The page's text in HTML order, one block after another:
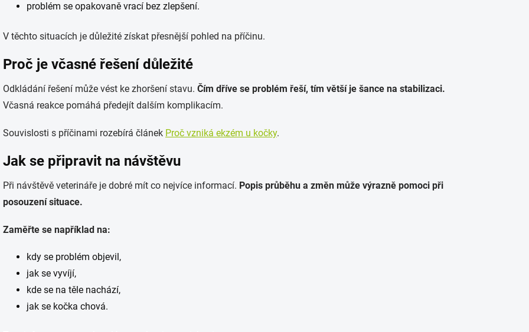
problém se opakovaně vrací bez zlepšení.
V těchto situacích je důležité získat přesnější pohled na příčinu.
Proč je včasné řešení důležité
Odkládání řešení může vést ke zhoršení stavu. Čím dříve se problém řeší, tím větší je šance na stabilizaci.
Včasná reakce pomáhá předejít dalším komplikacím.
Souvislosti s příčinami rozebírá článek Proč vzniká ekzém u kočky.
Jak se připravit na návštěvu
Při návštěvě veterináře je dobré mít co nejvíce informací. Popis průběhu a změn může výrazně pomoci při
posouzení situace.
Zaměřte se například na:
kdy se problém objevil,
jak se vyvíjí,
kde se na těle nachází,
jak se kočka chová.